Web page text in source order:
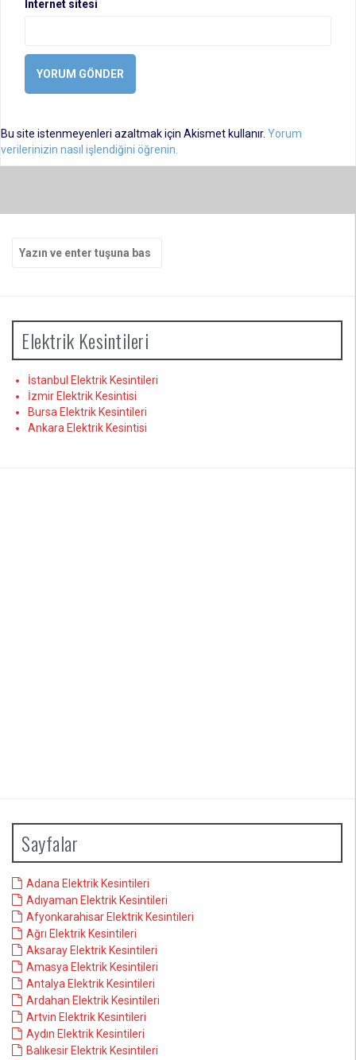
İnternet sitesi
Bu site istenmeyenleri azaltmak için Akismet kullanır. Yorum
verilerinizin nasıl işlendiğini öğrenin.
yap:
Elektrik Kesintileri
İstanbul Elektrik Kesintileri
İzmir Elektrik Kesintisi
Bursa Elektrik Kesintileri
Ankara Elektrik Kesintisi
Sayfalar
Adana Elektrik Kesintileri
Adıyaman Elektrik Kesintileri
Afyonkarahisar Elektrik Kesintileri
Ağrı Elektrik Kesintileri
Aksaray Elektrik Kesintileri
Amasya Elektrik Kesintileri
Antalya Elektrik Kesintileri
Ardahan Elektrik Kesintileri
Artvin Elektrik Kesintileri
Aydın Elektrik Kesintileri
Balıkesir Elektrik Kesintileri